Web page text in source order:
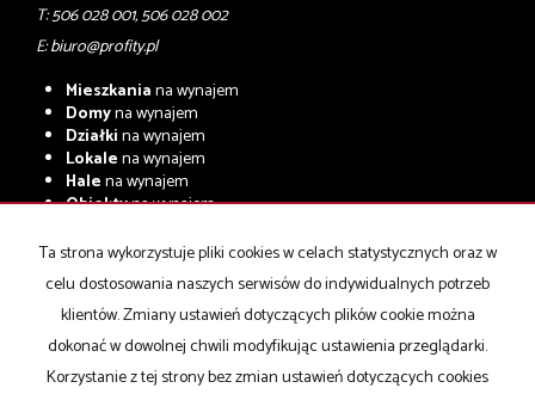
T: 506 028 001, 506 028 002
E:biuro@profity.pl
Mieszkaniana wynajem
Domyna wynajem
Działkina wynajem
Lokalena wynajem
Halena wynajem
Obiektyna wynajem
Mieszkaniana sprzedaż
Domyna sprzedaż
Działkina sprzedaż
Lokalena sprzedaż
Hale na sprzedaż
Obiektyna sprzedaż
Ta strona wykorzystuje pliki cookies w celach statystycznych oraz w
celu dostosowania naszych serwisów do indywidualnych potrzeb
klientów. Zmiany ustawień dotyczących plików cookie można
dokonać w dowolnej chwili modyfikując ustawienia przeglądarki.
Korzystanie z tej strony bez zmian ustawień dotyczących cookies